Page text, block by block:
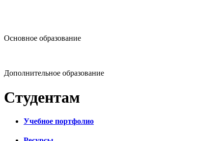
Основное образование
Дополнительное образование
Студентам
Учебное портфолио